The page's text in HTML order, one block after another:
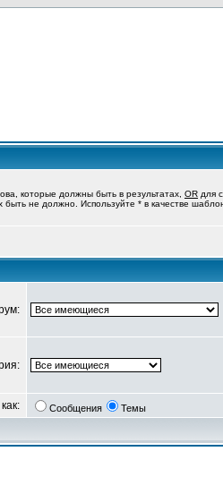
которые должны быть в результатах, OR для
быть не должно. Используйте * в качестве
Сообщения Темы